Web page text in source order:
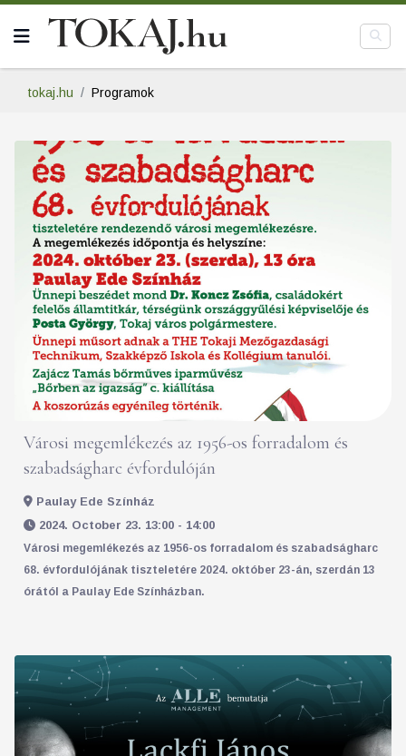
tokaj.hu Programok
Városi megemlékezés az 1956-os forradalom és
szabadságharc évfordulóján
Paulay Ede Színház
2024. October 23. 13:00 - 14:00
Városi megemlékezés az 1956-os forradalom és szabadságharc
68. évfordulójának tiszteletére 2024. október 23-án, szerdán 13
órától a Paulay Ede Színházban.